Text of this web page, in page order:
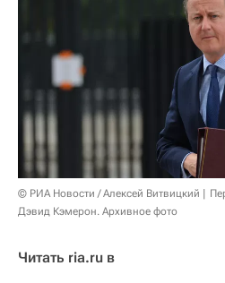
© РИА Новости / Алексей Витвицкий
Дэвид Кэмерон. Архивное фото
Читать ria.ru в